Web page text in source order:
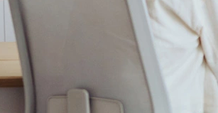
à Lavagem de Dinheiro
Política de Privacidade
da Informação
Salarial
PAT